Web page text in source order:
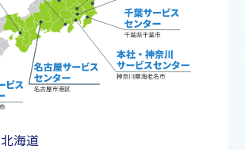
北海道